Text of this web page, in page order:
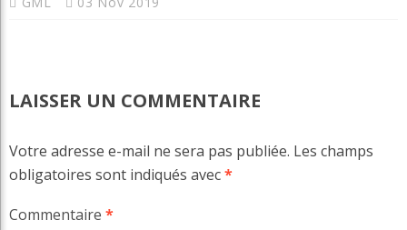
LAISSER UN COMMENTAIRE
Votre adresse e-mail ne sera pas publiée. Les champs
obligatoires sont indiqués avec*
Commentaire *